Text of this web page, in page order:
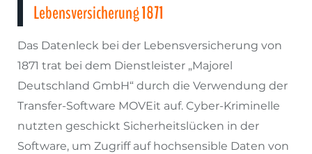
Lebensversicherung 1871
Das Datenleck bei der Lebensversicherung von
1871 trat bei dem Dienstleister „Majorel
Deutschland GmbH“ durch die Verwendung der
Transfer-Software MOVEit auf. Cyber-Kriminelle
nutzten geschickt Sicherheitslücken in der
Software, um Zugriff auf hochsensible Daten von